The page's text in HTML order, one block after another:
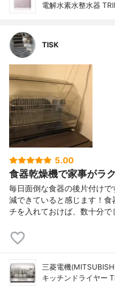
電解水素水整水器
TISK
5.00
食器乾燥機で家事がラ
毎日面倒な食器の後片付け
減できていると感じます！
チを入れておけば、数十分
三菱電機
キッチンドライヤー